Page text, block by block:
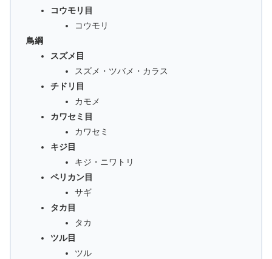
コウモリ目
コウモリ
鳥綱
スズメ目
スズメ・ツバメ・カラス
チドリ目
カモメ
カワセミ目
カワセミ
キジ目
キジ・ニワトリ
ペリカン目
サギ
タカ目
タカ
ツル目
ツル